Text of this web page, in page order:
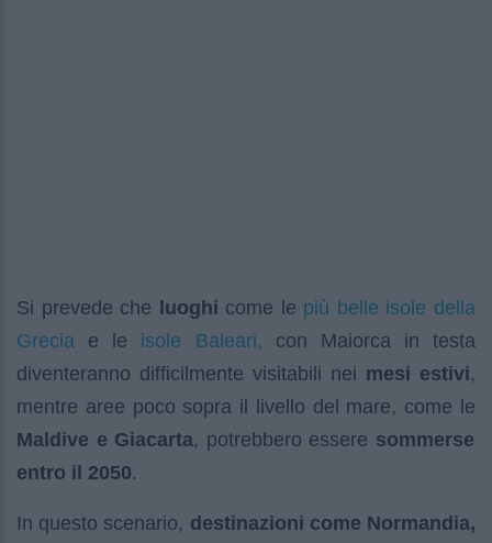
Si prevede che luoghi come le più belle isole della
Grecia e le isole Baleari, con Maiorca in testa
diventeranno difficilmente visitabili nei mesi estivi,
mentre aree poco sopra il livello del mare, come le
Maldive e Giacarta, potrebbero essere sommerse
entro il 2050.
In questo scenario, destinazioni come Normandia,